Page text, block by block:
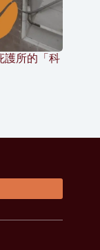
護所的「科